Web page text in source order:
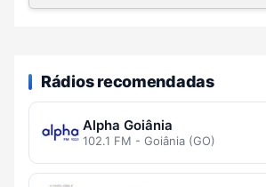
Rádios recomendadas
Alpha Goiânia
102.1 FM - Goiânia (GO)